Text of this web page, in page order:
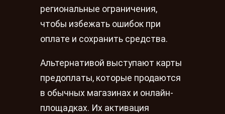
региональные ограничения,
чтобы избежать ошибок при
оплате и сохранить средства.
Альтернативой выступают карты
предоплаты, которые продаются
в обычных магазинах и онлайн-
площадках. Их активация